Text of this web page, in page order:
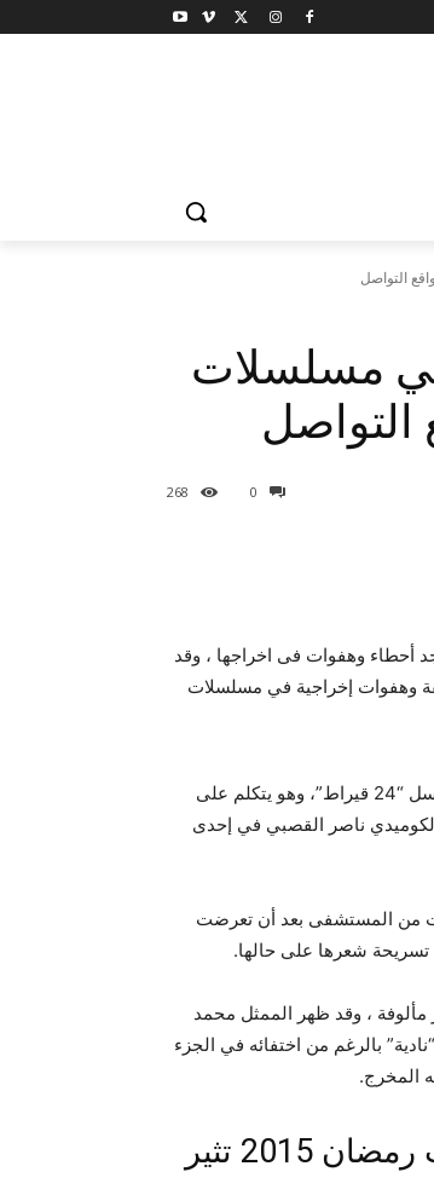
في مسلسلات
0
268
لإناتج مسلسلات رمضالى 2015 ، إلا وأنه توجد أحطاء وهفوات فى اخراجها ، وقد
وهفوات إخراجية في مسلسلات
يذكر أن هذه الاخطاء تتضمن ظهور صورة الممثل اللبناني باسم مغنية في مسلسل “24 قيراط”، وهو يتكلم على
ناصر القصبي في إحدى
من المستشفى بعد أن تعرضت
شعرها على حالها.
، وقد ظهر الممثل محمد
بالرغم من اختفائه في الجزء
المخرج.
فيديو مشاهدة أخطاء إخراجية في مسلسلات رمضان 2015 تثير